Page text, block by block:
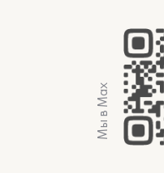
Мы в Max